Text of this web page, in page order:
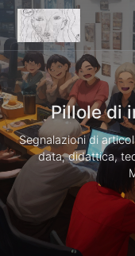
Pillole di
Segnalazioni di
data, didattica,